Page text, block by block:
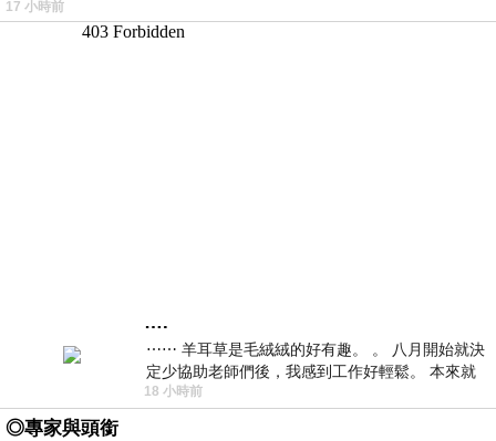
17 小時前
….
⋯⋯ 羊耳草是毛絨絨的好有趣。 。 八月開始就決
定少協助老師們後，我感到工作好輕鬆。 本來就
不是我的工作啊。 真
18 小時前
◎專家與頭銜